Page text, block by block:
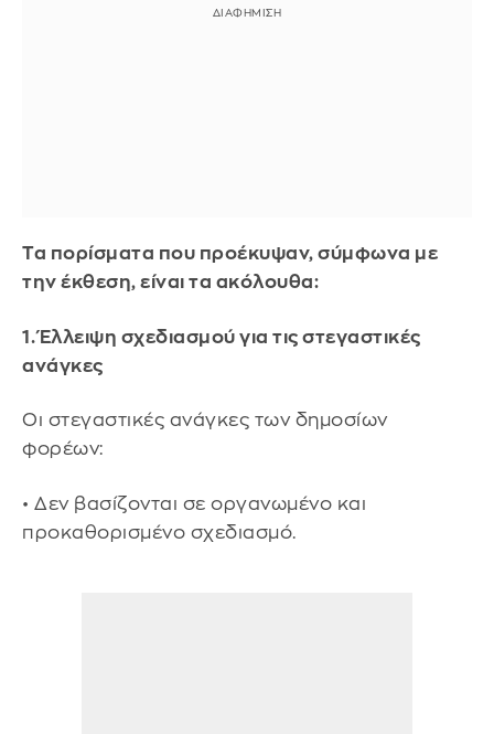
Τα πορίσματα που προέκυψαν, σύμφωνα με
την έκθεση, είναι τα ακόλουθα:
1. Έλλειψη σχεδιασμού για τις στεγαστικές
ανάγκες
Οι στεγαστικές ανάγκες των δημοσίων
φορέων:
• Δεν βασίζονται σε οργανωμένο και
προκαθορισμένο σχεδιασμό.